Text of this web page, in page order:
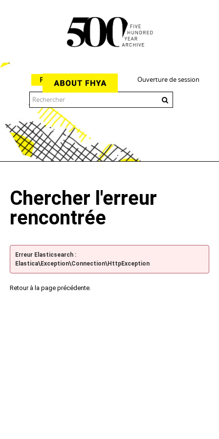
Ouverture de session
Parcourir
Chercher l'erreur
rencontrée
Erreur Elasticsearch :
Elastica\Exception\Connection\HttpException
Retour à la page précédente.